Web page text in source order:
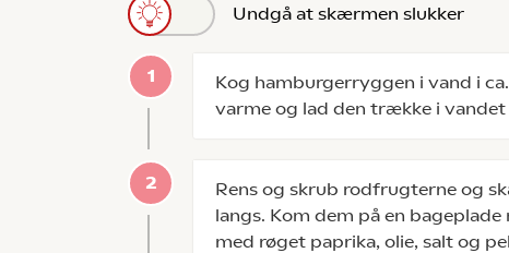
Undgå at skærmen slukker
Kog hamburgerryggen i vand i
varme og lad den trække i
Rens og skrub rodfrugterne og
langs. Kom dem på en
med røget paprika, olie, salt og